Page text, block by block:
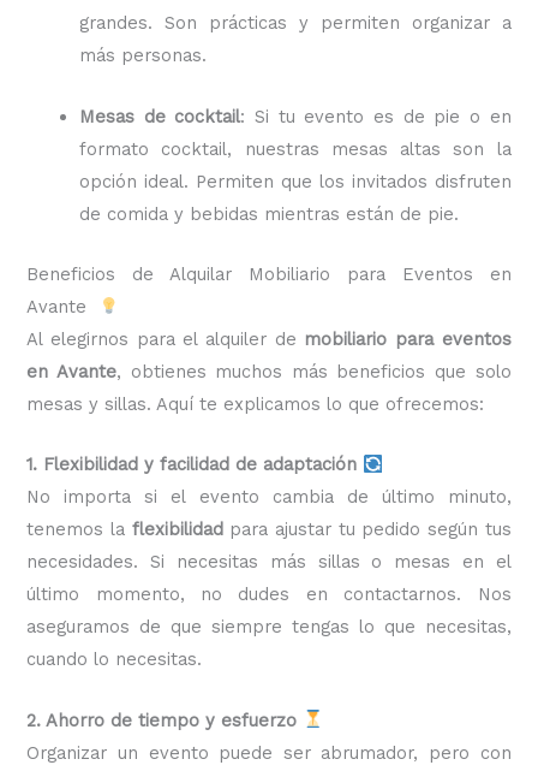
grandes. Son prácticas y permiten organizar a
más personas.
Mesas de cocktail: Si tu evento es de pie o en
formato cocktail, nuestras mesas altas son la
opción ideal. Permiten que los invitados disfruten
de comida y bebidas mientras están de pie.
Beneficios de Alquilar Mobiliario para Eventos en
Avante
Al elegirnos para el alquiler de mobiliario para eventos
en Avante, obtienes muchos más beneficios que solo
mesas y sillas. Aquí te explicamos lo que ofrecemos:
1. Flexibilidad y facilidad de adaptación
No importa si el evento cambia de último minuto,
tenemos la flexibilidadpara ajustar tu pedido según tus
necesidades. Si necesitas más sillas o mesas en el
último momento, no dudes en contactarnos. Nos
aseguramos de que siempre tengas lo que necesitas,
cuando lo necesitas.
2. Ahorro de tiempo y esfuerzo
Organizar un evento puede ser abrumador, pero con